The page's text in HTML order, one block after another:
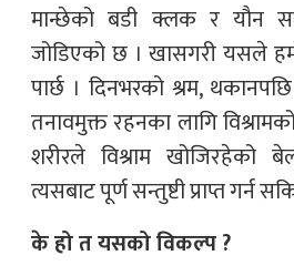
मान्छेको बडी क्लक र यौन
जोडिएको छ । खासगरी यसले
पार्छ । दिनभरको श्रम,
तनावमुक्त रहनका लागि
शरीरले विश्राम खोजिरहेको
त्यसबाट पूर्ण सन्तुष्टी प्राप्त गर्न
के हो त यसको विकल्प ?